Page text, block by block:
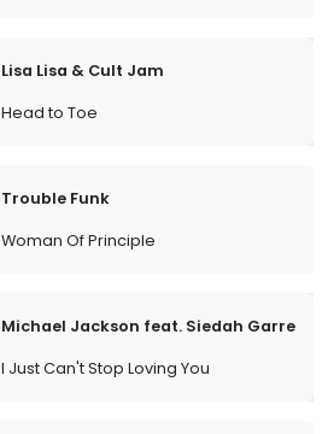
Lisa Lisa & Cult Jam
Head to Toe
Trouble Funk
Woman Of Principle
Michael Jackson feat. Siedah Garrett
I Just Can't Stop Loving You